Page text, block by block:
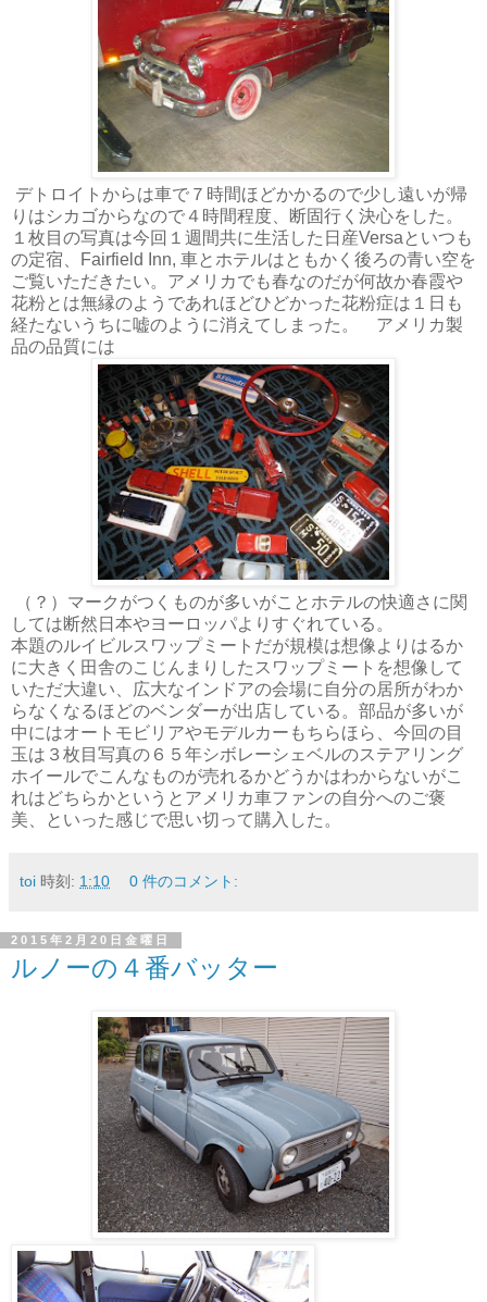
デトロイトからは車で７時間ほどかかるので少し遠いが帰
りはシカゴからなので４時間程度、断固行く決心をした。
１枚目の写真は今回１週間共に生活した日産Versaといつも
の定宿、Fairfield Inn, 車とホテルはともかく後ろの青い空を
ご覧いただきたい。アメリカでも春なのだが何故か春霞や
花粉とは無縁のようであれほどひどかった花粉症は１日も
経たないうちに嘘のように消えてしまった。 アメリカ製
品の品質には
（？）マークがつくものが多いがことホテルの快適さに関
しては断然日本やヨーロッパよりすぐれている。
本題のルイビルスワップミートだが規模は想像よりはるか
に大きく田舎のこじんまりしたスワップミートを想像して
いただ大違い、広大なインドアの会場に自分の居所がわか
らなくなるほどのベンダーが出店している。部品が多いが
中にはオートモビリアやモデルカーもちらほら、今回の目
玉は３枚目写真の６５年シボレーシェベルのステアリング
ホイールでこんなものが売れるかどうかはわからないがこ
れはどちらかというとアメリカ車ファンの自分へのご褒
美、といった感じで思い切って購入した。
toi 時刻: 1:10 0 件のコメント:
2015年2月20日金曜日
ルノーの４番バッター